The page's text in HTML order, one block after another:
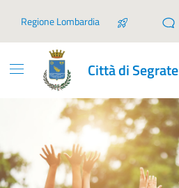
Regione Lombardia
Città di Segrate